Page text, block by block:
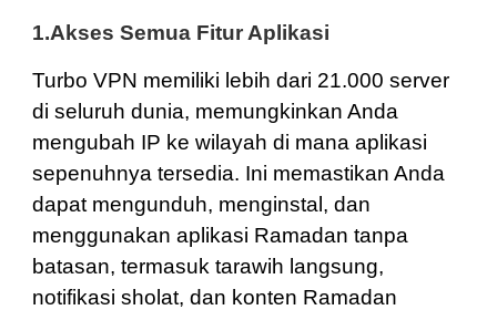
1.Akses Semua Fitur Aplikasi
Turbo VPN memiliki lebih dari 21.000 server
di seluruh dunia, memungkinkan Anda
mengubah IP ke wilayah di mana aplikasi
sepenuhnya tersedia. Ini memastikan Anda
dapat mengunduh, menginstal, dan
menggunakan aplikasi Ramadan tanpa
batasan, termasuk tarawih langsung,
notifikasi sholat, dan konten Ramadan